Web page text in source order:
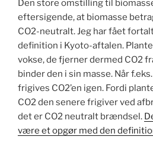
Den store omstilling til
eftersigende, at biomasse
CO2-neutralt. Jeg har fået
definition i Kyoto-aftalen.
vokse, de fjerner dermed CO2
binder den i sin masse. Når
frigives CO2’en igen. Fordi
CO2 den senere frigiver ved
det er CO2 neutralt brændsel.
være et opgør med den